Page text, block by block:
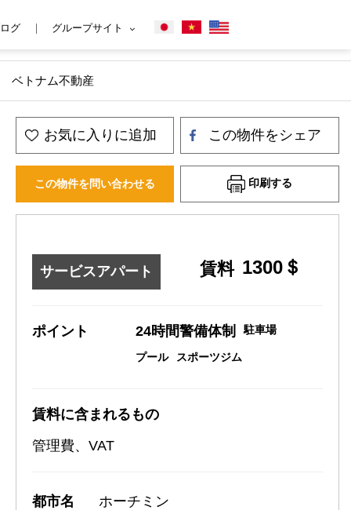
グ グループサイト
ベトナム不動産
お気に入りに追加 この物件をシェア
この物件を問い合わせる 印刷する
サービスアパート 賃料 1300＄
ポイント 24時間警備体制 駐車場
プール スポーツジム
賃料に含まれるもの
管理費、VAT
都市名
ホーチミン